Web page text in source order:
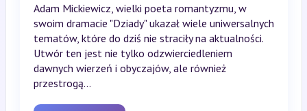
Adam Mickiewicz, wielki poeta romantyzmu, w
swoim dramacie "Dziady" ukazał wiele uniwersalnych
tematów, które do dziś nie straciły na aktualności.
Utwór ten jest nie tylko odzwierciedleniem
dawnych wierzeń i obyczajów, ale również
przestrogą...